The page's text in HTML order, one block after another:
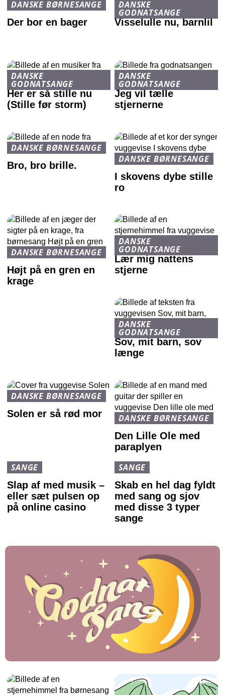
DANSKE BØRNESANGE
Der bor en bager
DANSKE
GODNATSANGE
Visselulle nu, barnlil
DANSKE
GODNATSANGE
Her er så stille nu
(Stille før storm)
DANSKE
GODNATSANGE
Jeg vil tælle
stjernerne
DANSKE BØRNESANGE
Bro, bro brille.
DANSKE BØRNESANGE
I skovens dybe stille
ro
DANSKE BØRNESANGE
Højt på en gren en
krage
DANSKE
GODNATSANGE
Lær mig nattens
stjerne
DANSKE
GODNATSANGE
Sov, mit barn, sov
længe
DANSKE BØRNESANGE
Solen er så rød mor
DANSKE BØRNESANGE
Den Lille Ole med
paraplyen
SANGE
Slap af med musik –
eller sæt pulsen op
på online casino
SANGE
Skab en hel dag fyldt
med sang og sjov
med disse 3 typer
sange